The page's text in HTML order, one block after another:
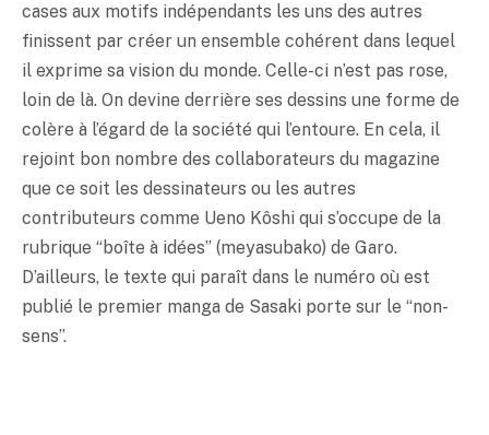
cases aux motifs indépendants les uns des autres
finissent par créer un ensemble cohérent dans lequel
il exprime sa vision du monde. Celle-ci n’est pas rose,
loin de là. On devine derrière ses dessins une forme de
colère à l’égard de la société qui l’entoure. En cela, il
rejoint bon nombre des collaborateurs du magazine
que ce soit les dessinateurs ou les autres
contributeurs comme Ueno Kôshi qui s’occupe de la
rubrique “boîte à idées” (meyasubako) de Garo.
D’ailleurs, le texte qui paraît dans le numéro où est
publié le premier manga de Sasaki porte sur le “non-
sens”.